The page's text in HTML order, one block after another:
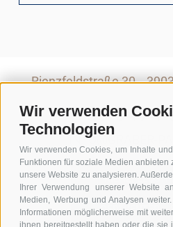
Wir verwenden
Technologien
Wir verwenden Cookies, um Inhalte
Funktionen für soziale Medien
unsere Website zu analysieren.
Ihrer Verwendung unserer Website
Medien, Werbung und Analysen
Informationen möglicherweise mit
Rienzfeldstraße 30
+39 0474
INFO@GRABER-
GEDI CENTER –